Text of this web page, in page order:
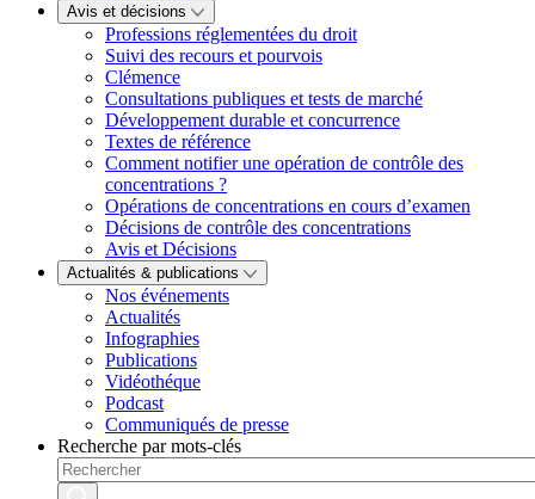
Avis et décisions
Professions réglementées du droit
Suivi des recours et pourvois
Clémence
Consultations publiques et tests de marché
Développement durable et concurrence
Textes de référence
Comment notifier une opération de contrôle des
concentrations ?
Opérations de concentrations en cours d’examen
Décisions de contrôle des concentrations
Avis et Décisions
Actualités & publications
Nos événements
Actualités
Infographies
Publications
Vidéothéque
Podcast
Communiqués de presse
Recherche par mots-clés